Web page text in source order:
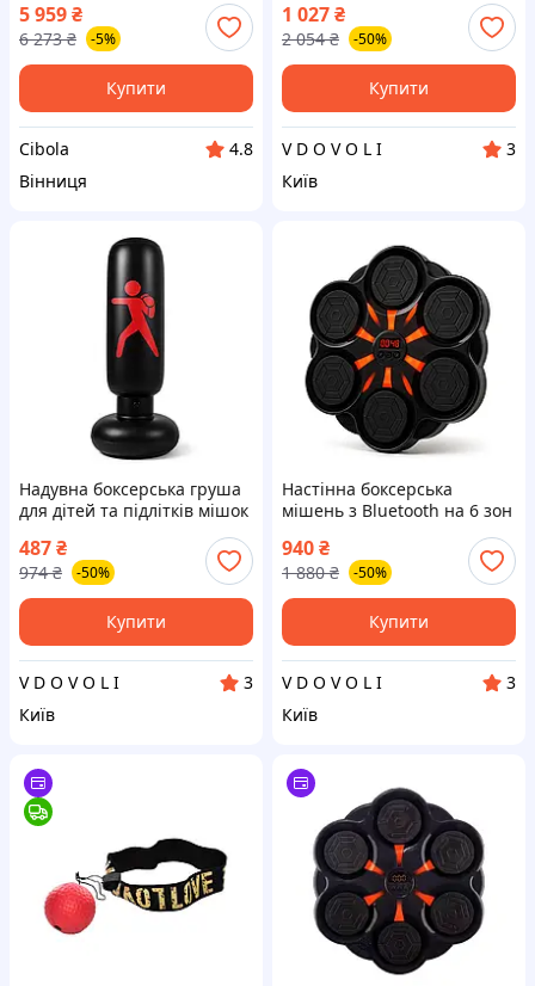
(P00003054_K2)
5 959₴
6 273 ₴ -5%
Купити
Cibola
4.8
Вінниця
мішень для дітей,
Bluetooth, рукавички HP-95
1 027₴
2 054 ₴ -50%
Купити
V D O V O L I
3
Київ
Надувна боксерська груша
для дітей та підлітків мішок
487₴
974 ₴ -50%
Купити
V D O V O L I
3
Київ
Настінна боксерська
мішень з Bluetooth на 6 зон
Музичний тренажер для
боксу з підсвіткою OT-96
940₴
1 880 ₴ -50%
Купити
V D O V O L I
3
Київ